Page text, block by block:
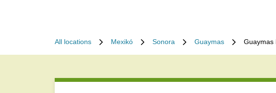
All locations Mexikó Sonora Guaymas Guaymas